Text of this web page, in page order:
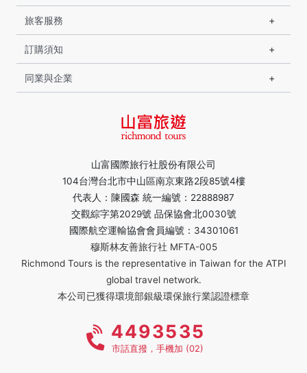
山富國際旅行社股份有限公司
104台灣台北市中山區南京東路2段85號4樓
代表人：陳國森 統一編號：22888987
交觀綜字第2029號 品保協會北0030號
國際航空運輸協會會員編號：34301061
穆斯林友善旅行社 MFTA-005
Richmond Tours is the representative in Taiwan for the ATPI
global travel network.
本公司已獲得環境部銀級環保旅行業認證標章
旅客服務
訂購須知
同業與企業
4493535
市話直撥，手機加 (02)